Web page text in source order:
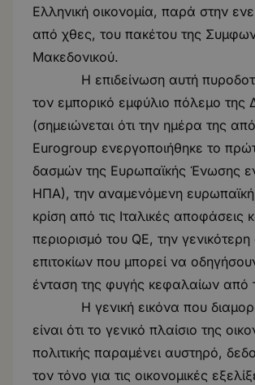
Ελληνική οικονομία, παρά στην
από χθες, του πακέτου της
Μακεδονικού.
Η επιδείνωση αυτή
τον εμπορικό εμφύλιο πόλεμο της
(σημειώνεται ότι την ημέρα της
Eurogroup ενεργοποιήθηκε το
δασμών της Ευρωπαϊκής Ένωσης
ΗΠΑ), την αναμενόμενη
κρίση από τις Ιταλικές αποφάσεις
περιορισμό του QE, την
επιτοκίων που μπορεί να
ένταση της φυγής κεφαλαίων από
Η γενική εικόνα που
είναι ότι το γενικό πλαίσιο της
πολιτικής παραμένει αυστηρό,
τον τόνο για τις οικονομικές